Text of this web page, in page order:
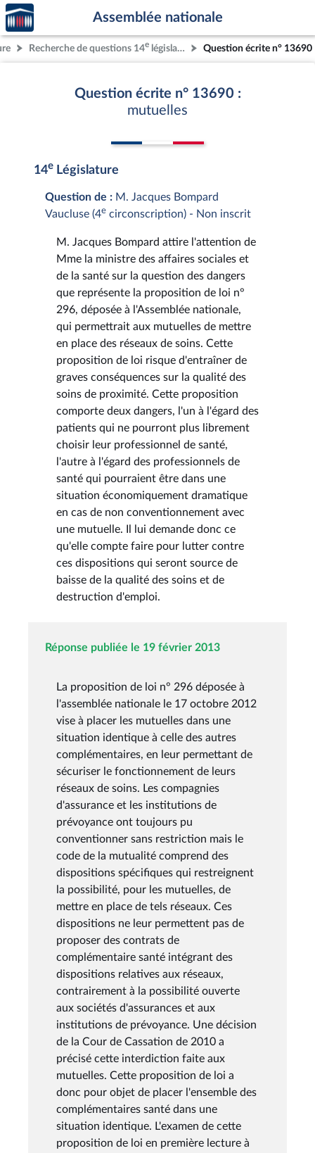
Aller au contenu
Aller en bas de la page
Accèder
à la
page
d'accueil
Assemblée nationale
Recherche de questions 14e législature Question écrite n° 13690
Question écrite n° 13690 :
mutuelles
14e Législature
Question de : M. Jacques Bompard
Vaucluse (4e circonscription) - Non inscrit
M. Jacques Bompard attire l'attention de
Mme la ministre des affaires sociales et
de la santé sur la question des dangers
que représente la proposition de loi n°
296, déposée à l'Assemblée nationale,
qui permettrait aux mutuelles de mettre
en place des réseaux de soins. Cette
proposition de loi risque d'entraîner de
graves conséquences sur la qualité des
soins de proximité. Cette proposition
comporte deux dangers, l'un à l'égard des
patients qui ne pourront plus librement
choisir leur professionnel de santé,
l'autre à l'égard des professionnels de
santé qui pourraient être dans une
situation économiquement dramatique
en cas de non conventionnement avec
une mutuelle. Il lui demande donc ce
qu'elle compte faire pour lutter contre
ces dispositions qui seront source de
baisse de la qualité des soins et de
destruction d'emploi.
Réponse publiée le 19 février 2013
La proposition de loi n° 296 déposée à
l'assemblée nationale le 17 octobre 2012
vise à placer les mutuelles dans une
situation identique à celle des autres
complémentaires, en leur permettant de
sécuriser le fonctionnement de leurs
réseaux de soins. Les compagnies
d'assurance et les institutions de
prévoyance ont toujours pu
conventionner sans restriction mais le
code de la mutualité comprend des
dispositions spécifiques qui restreignent
la possibilité, pour les mutuelles, de
mettre en place de tels réseaux. Ces
dispositions ne leur permettent pas de
proposer des contrats de
complémentaire santé intégrant des
dispositions relatives aux réseaux,
contrairement à la possibilité ouverte
aux sociétés d'assurances et aux
institutions de prévoyance. Une décision
de la Cour de Cassation de 2010 a
précisé cette interdiction faite aux
mutuelles. Cette proposition de loi a
donc pour objet de placer l'ensemble des
complémentaires santé dans une
situation identique. L'examen de cette
proposition de loi en première lecture à